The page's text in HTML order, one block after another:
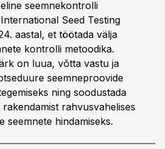
seemnekontrolli
Seed Testing
aastal, et töötada välja
kontrolli metoodika.
on luua, võtta vastu ja
seemneproovide
ning soodustada
rahvusvahelises
seemnete hindamiseks.